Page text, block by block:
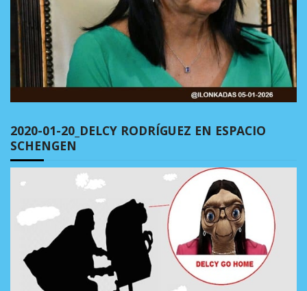
2020-01-20_DELCY RODRÍGUEZ EN ESPACIO
SCHENGEN